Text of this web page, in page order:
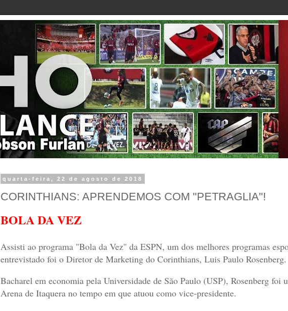
quarta-feira, 22 de agosto de 2018
CORINTHIANS: APRENDEMOS COM "PETRAGLIA"!
BOLA DA VEZ
Assisti ao programa "Bola da Vez" da ESPN, um dos melhores programas
entrevistado foi o Diretor de Marketing do Corinthians, Luis Paulo Rosenberg.
Bacharel em economia pela Universidade de São Paulo (USP), Rosenberg foi
Arena de Itaquera no tempo em que atuou como vice-presidente.